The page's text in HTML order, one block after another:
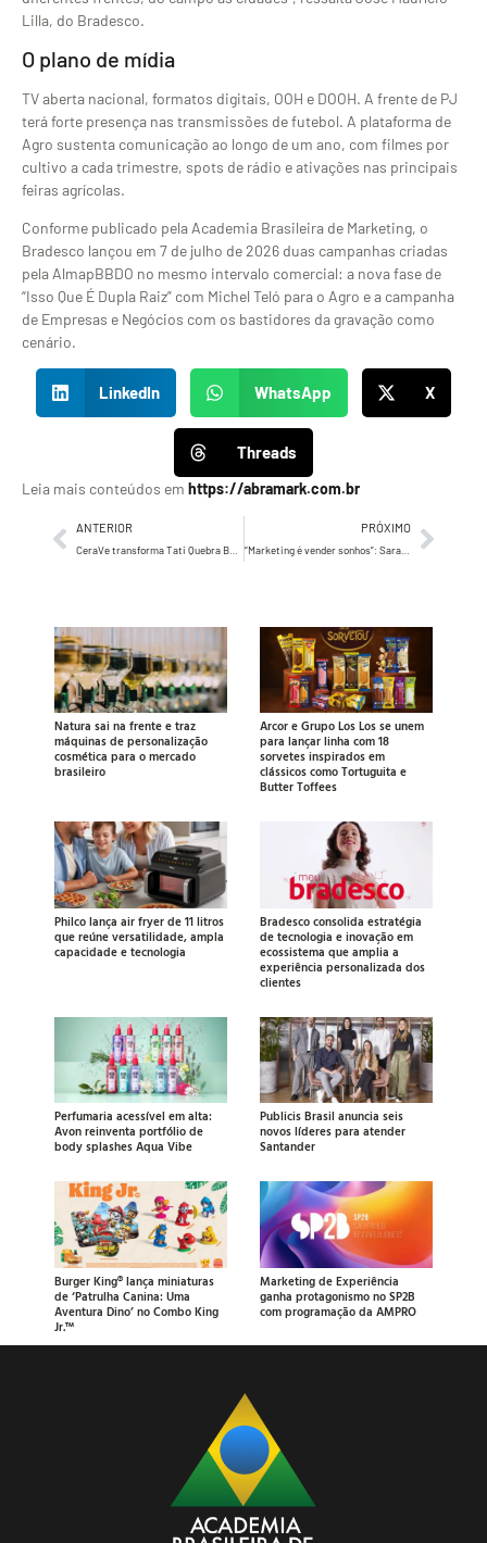
Lilla, do Bradesco.
O plano de mídia
TV aberta nacional, formatos digitais, OOH e DOOH. A frente de PJ
terá forte presença nas transmissões de futebol. A plataforma de
Agro sustenta comunicação ao longo de um ano, com filmes por
cultivo a cada trimestre, spots de rádio e ativações nas principais
feiras agrícolas.
Conforme publicado pela Academia Brasileira de Marketing, o
Bradesco lançou em 7 de julho de 2026 duas campanhas criadas
pela AlmapBBDO no mesmo intervalo comercial: a nova fase de
“Isso Que É Dupla Raiz” com Michel Teló para o Agro e a campanha
de Empresas e Negócios com os bastidores da gravação como
cenário.
LinkedIn WhatsApp X
Threads
Leia mais conteúdos em https://abramark.com.br
ANTERIOR PRÓXIMO
“Marketing é vender sonhos”: Sarah Andrade, ex-BBB com 7 milhões de seguidores, revela a carreira que ninguém viu
Natura sai na frente e traz
máquinas de personalização
cosmética para o mercado
brasileiro
Arcor e Grupo Los Los se unem
para lançar linha com 18
sorvetes inspirados em
clássicos como Tortuguita e
Butter Toffees
Philco lança air fryer de 11 litros
que reúne versatilidade, ampla
capacidade e tecnologia
Bradesco consolida estratégia
de tecnologia e inovação em
ecossistema que amplia a
experiência personalizada dos
clientes
Perfumaria acessível em alta:
Avon reinventa portfólio de
body splashes Aqua Vibe
Publicis Brasil anuncia seis
novos líderes para atender
Santander
Burger King® lança miniaturas
de ‘Patrulha Canina: Uma
Aventura Dino’ no Combo King
Jr.™
Marketing de Experiência
ganha protagonismo no SP2B
com programação da AMPRO